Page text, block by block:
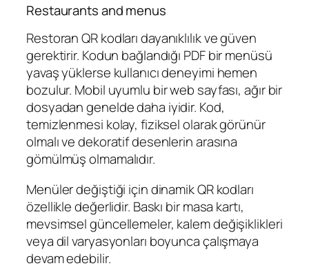
Restaurants and menus
Restoran QR kodları dayanıklılık ve güven
gerektirir. Kodun bağlandığı PDF bir menüsü
yavaş yüklerse kullanıcı deneyimi hemen
bozulur. Mobil uyumlu bir web sayfası, ağır bir
dosyadan genelde daha iyidir. Kod,
temizlenmesi kolay, fiziksel olarak görünür
olmalı ve dekoratif desenlerin arasına
gömülmüş olmamalıdır.
Menüler değiştiği için dinamik QR kodları
özellikle değerlidir. Baskı bir masa kartı,
mevsimsel güncellemeler, kalem değişiklikleri
veya dil varyasyonları boyunca çalışmaya
devam edebilir.